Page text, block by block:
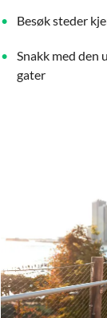
Besøk steder
Snakk med den
gater